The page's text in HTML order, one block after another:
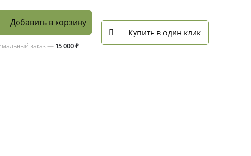
Добавить в корзину
заказ — 15 000 ₽
Купить в один клик